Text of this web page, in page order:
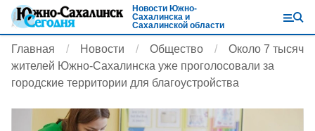
Новости Южно-
Сахалинска и
Сахалинской области
Главная Новости Общество
Около 7 тысяч
жителей Южно-Сахалинска уже проголосовали за
городские территории для благоустройства